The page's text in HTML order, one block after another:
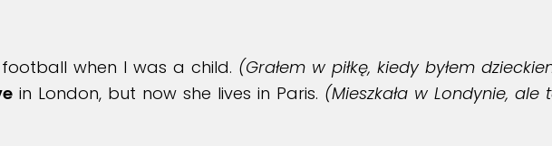
football when I was a child. (Grałem w piłkę, kiedy byłem
in London, but now she lives in Paris. (Mieszkała w Londynie, ale